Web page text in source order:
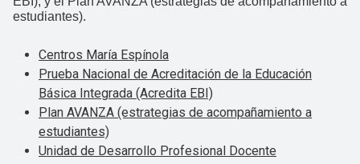
estudiantes).
Centros María Espínola
Prueba Nacional de Acreditación de la Educación
Básica Integrada (Acredita EBI)
Plan AVANZA (estrategias de acompañamiento a
estudiantes)
Unidad de Desarrollo Profesional Docente